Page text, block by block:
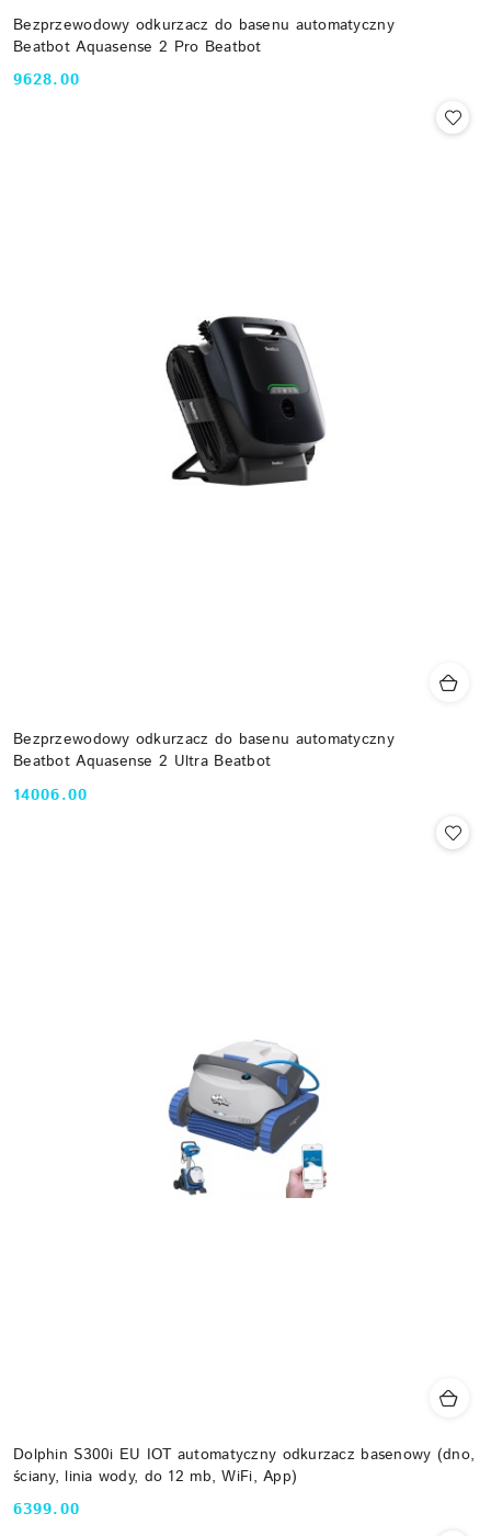
Bezprzewodowy odkurzacz do basenu automatyczny
Beatbot Aquasense 2 Pro Beatbot
Cena:
9628.00
Bezprzewodowy odkurzacz do basenu automatyczny
Beatbot Aquasense 2 Ultra Beatbot
Cena:
14006.00
Dolphin S300i EU IOT automatyczny odkurzacz basenowy (dno,
ściany, linia wody, do 12 mb, WiFi, App)
Cena:
6399.00